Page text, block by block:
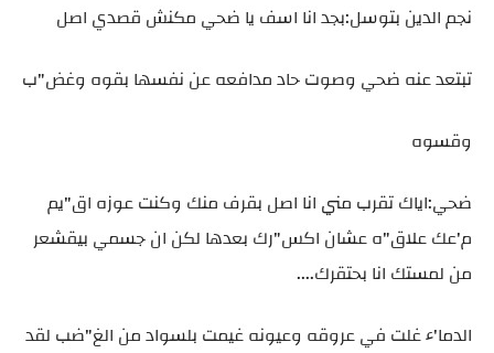
نجم الدين بتوسل:بجد انا اسف يا ضحي مكنش قصدي اصل
تبتعد عنه ضحي وصوت حاد مدافعه عن نفسها بقوه وغض"ب
وقسوه
ضحي:اياك تقرب مني انا اصل بقرف منك وكنت عوزه اق"يم
م'عك علاق"ه عشان اكس"رك بعدها لكن ان جسمي بيقشعر
من لمستك انا بحتقرك....
الدما'ء غلت في عروقه وعيونه غيمت بلسواد من الغ"ضب لقد